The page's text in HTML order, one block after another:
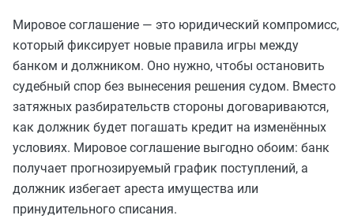
Мировое соглашение — это юридический компромисс,
который фиксирует новые правила игры между
банком и должником. Оно нужно, чтобы остановить
судебный спор без вынесения решения судом. Вместо
затяжных разбирательств стороны договариваются,
как должник будет погашать кредит на изменённых
условиях. Мировое соглашение выгодно обоим: банк
получает прогнозируемый график поступлений, а
должник избегает ареста имущества или
принудительного списания.